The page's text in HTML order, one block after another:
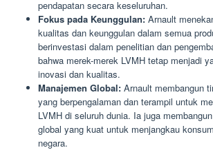
pendapatan secara keseluruhan.
Fokus pada Keunggulan: Arnault
kualitas dan keunggulan dalam semua
berinvestasi dalam penelitian dan
bahwa merek-merek LVMH tetap menjadi
inovasi dan kualitas.
Manajemen Global: Arnault membangun
yang berpengalaman dan terampil untuk
LVMH di seluruh dunia. Ia juga
global yang kuat untuk menjangkau
negara.